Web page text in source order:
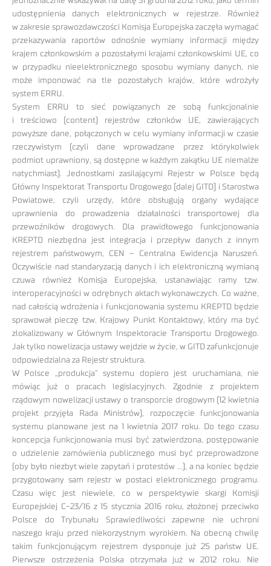
udostępnienia danych elektronicznych w rejestrze. Również
w zakresie sprawozdawczości Komisja Europejska zaczęła wymagać
przekazywania raportów odnośnie wymiany informacji między
krajem członkowskim a pozostałymi krajami członkowskimi UE, co
w przypadku nieelektronicznego sposobu wymiany danych, nie
może imponować na tle pozostałych krajów, które wdrożyły
system ERRU.
System ERRU to sieć powiązanych ze sobą funkcjonalnie
i treściowo (content) rejestrów członków UE, zawierających
powyższe dane, połączonych w celu wymiany informacji w czasie
rzeczywistym (czyli dane wprowadzane przez którykolwiek
podmiot uprawniony, są dostępne w każdym zakątku UE niemalże
natychmiast). Jednostkami zasilającymi Rejestr w Polsce będą
Główny Inspektorat Transportu Drogowego [dalej GITD] i Starostwa
Powiatowe, czyli urzędy, które obsługują organy wydające
uprawnienia do prowadzenia działalności transportowej dla
przewoźników drogowych. Dla prawidłowego funkcjonowania
KREPTD niezbędna jest integracja i przepływ danych z innym
rejestrem państwowym, CEN – Centralna Ewidencja Naruszeń.
Oczywiście nad standaryzacją danych i ich elektroniczną wymianą
czuwa również Komisja Europejska, ustanawiając ramy tzw.
interoperacyjności w odrębnych aktach wykonawczych. Co ważne,
nad całością wdrożenia i funkcjonowania systemu KREPTD będzie
sprawował pieczę tzw. Krajowy Punkt Kontaktowy, który ma być
zlokalizowany w Głównym Inspektoracie Transportu Drogowego.
Jak tylko nowelizacja ustawy wejdzie w życie, w GITD zafunkcjonuje
odpowiedzialna za Rejestr struktura.
W Polsce „produkcja” systemu dopiero jest uruchamiana, nie
mówiąc już o pracach legislacyjnych. Zgodnie z projektem
rządowym nowelizacji ustawy o transporcie drogowym (12 kwietnia
projekt przyjęła Rada Ministrów), rozpoczęcie funkcjonowania
systemu planowane jest na 1 kwietnia 2017 roku. Do tego czasu
koncepcja funkcjonowania musi być zatwierdzona, postępowanie
o udzielenie zamówienia publicznego musi być przeprowadzone
(oby było niezbyt wiele zapytań i protestów …), a na koniec będzie
przygotowany sam rejestr w postaci elektronicznego programu.
Czasu więc jest niewiele, co w perspektywie skargi Komisji
Europejskiej C-23/16 z 15 stycznia 2016 roku, złożonej przeciwko
Polsce do Trybunału Sprawiedliwości zapewne nie uchroni
naszego kraju przed niekorzystnym wyrokiem. Na obecną chwilę
takim funkcjonującym rejestrem dysponuje już 25 państw UE.
Pierwsze ostrzeżenia Polska otrzymała już w 2012 roku. Nie